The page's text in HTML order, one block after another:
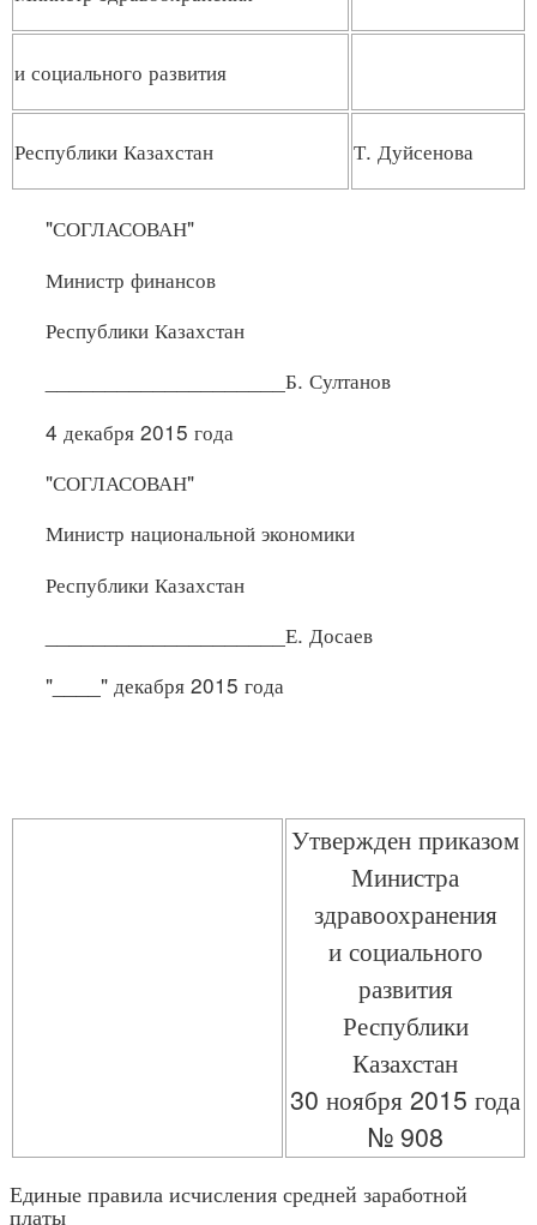
и социального развития
Республики Казахстан Т. Дуйсенова
"СОГЛАСОВАН"
Министр финансов
Республики Казахстан
____________________Б. Султанов
4 декабря 2015 года
"СОГЛАСОВАН"
Министр национальной экономики
Республики Казахстан
____________________Е. Досаев
"____" декабря 2015 года
Утвержден приказом
Министра
здравоохранения
и социального
развития
Республики
Казахстан
30 ноября 2015 года
№ 908
Единые правила исчисления средней заработной
платы